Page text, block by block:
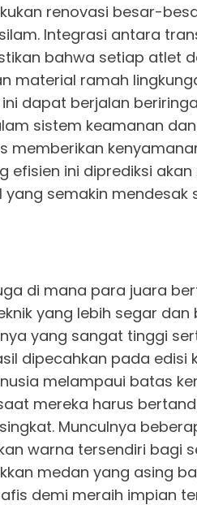
renovasi besar-
Integrasi antara
bahwa setiap atlet
material ramah
dapat berjalan
sistem keamanan
memberikan
ini diprediksi
semakin mendesak
di mana para juara
yang lebih segar dan
yang sangat tinggi
dipecahkan pada edisi
melampaui batas
mereka harus
Munculnya
warna tersendiri bagi
medan yang asing
demi meraih impian